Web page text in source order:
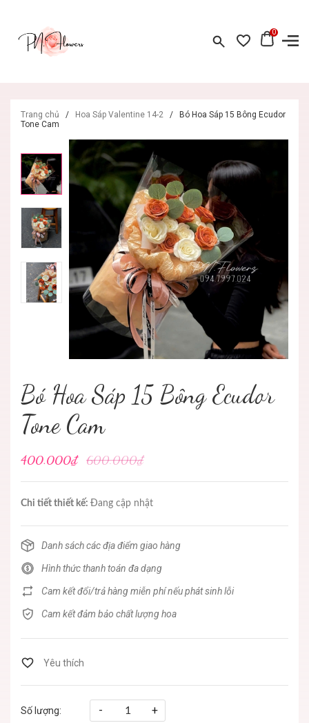
0
Trang chủ / Hoa Sáp Valentine 14-2 /
Bó Hoa Sáp 15 Bông Ecudor
Tone Cam
Bó Hoa Sáp 15 Bông Ecudor
Tone Cam
400.000₫ 600.000₫
Chi tiết thiết kế: Đang cập nhật
Danh sách các địa điểm giao hàng
Hình thức thanh toán đa dạng
Cam kết đổi/trả hàng miễn phí nếu phát sinh lỗi
Cam kết đảm bảo chất lượng hoa
Số lượng: - +